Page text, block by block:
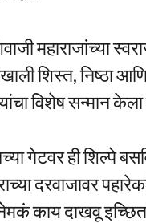
महाराजांच्या
शिस्त, निष्ठा
विशेष सन्मान केला
गेटवर ही शिल्पे
दरवाजावर
काय दाखवू